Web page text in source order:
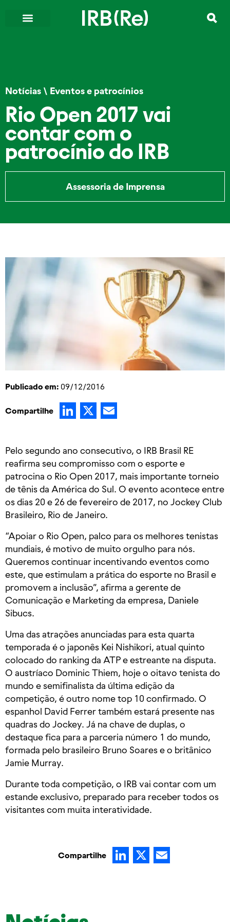
Notícias \ Eventos e patrocínios
Rio Open 2017 vai
contar com o
patrocínio do IRB
Assessoria de Imprensa
Publicado em: 09/12/2016
Compartilhe LinkedIn
X
​Pelo segundo ano consecutivo, o IRB Brasil RE
reafirma seu compromisso com o esporte e
patrocina o Rio Open 2017, mais importante torneio
de tênis da América do Sul. O evento acontece entre
os dias 20 e 26 de fevereiro de 2017, no Jockey Club
Brasileiro, Rio de Janeiro.
“Apoiar o Rio Open, palco para os melhores tenistas
mundiais, é motivo de muito orgulho para nós.
Queremos continuar incentivando eventos como
este, que estimulam a prática do esporte no Brasil e
promovem a inclusão”, afirma a gerente de
Comunicação e Marketing da empresa, Daniele
Sibucs.
Uma das atrações anunciadas para esta quarta
temporada é o japonês Kei Nishikori, atual quinto
colocado do ranking da ATP e estreante na disputa.
O austríaco Dominic Thiem, hoje o oitavo tenista do
mundo e semifinalista da última edição da
competição, é outro nome top 10 confirmado. O
espanhol David Ferrer também estará presente nas
quadras do Jockey. Já na chave de duplas, o
destaque fica para a parceria número 1 do mundo,
formada pelo brasileiro Bruno Soares e o britânico
Jamie Murray.
Durante toda competição, o IRB vai contar com um
estande exclusivo, preparado para receber todos os
visitantes com muita interatividade.
Compartilhe LinkedIn
X